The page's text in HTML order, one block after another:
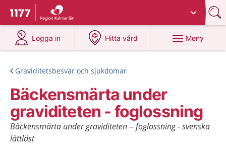
Till startsidan för 1177
Du har valt region
Logga in
på 1177.se
Hitta vård
på 1177.se
Meny
Graviditetsbesvär och sjukdomar
Bäckensmärta under
graviditeten - foglossning
Bäckensmärta under graviditeten – foglossning - svenska
lättläst